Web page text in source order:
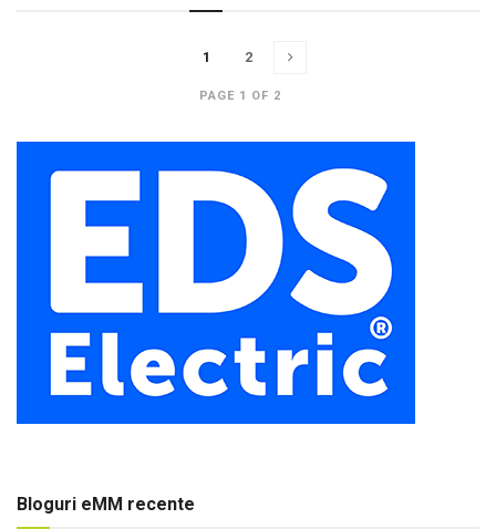
PAGE 1 OF 2
1 2
Bloguri eMM recente